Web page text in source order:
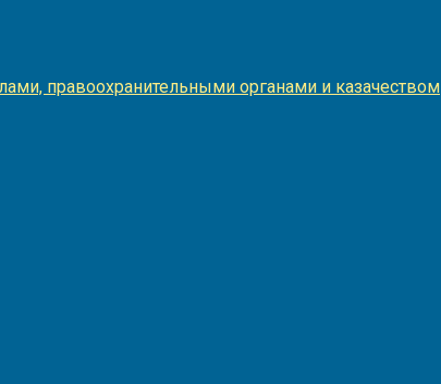
правоохранительными органами и казачеством